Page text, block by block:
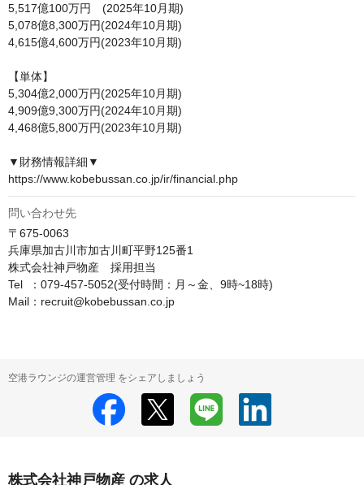
5,517億100万円　(2025年10月期)
5,078億8,300万円(2024年10月期)
4,615億4,600万円(2023年10月期)
【単体】
5,304億2,000万円(2025年10月期)
4,909億9,300万円(2024年10月期)
4,468億5,800万円(2023年10月期)
▼財務情報詳細▼
https://www.kobebussan.co.jp/ir/financial.php
問い合わせ先
〒675-0063
兵庫県加古川市加古川町平野125番1
株式会社神戸物産　採用担当
Tel  ：079-457-5052(受付時間：月～金、9時~18時)
Mail：recruit@kobebussan.co.jp
空港ラウンジの運営管理 をシェアしましょう
株式会社神戸物産 の求人